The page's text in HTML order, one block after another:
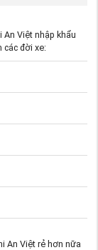
Việt nhập khẩu
đời xe:
An Việt rẻ hơn nữa